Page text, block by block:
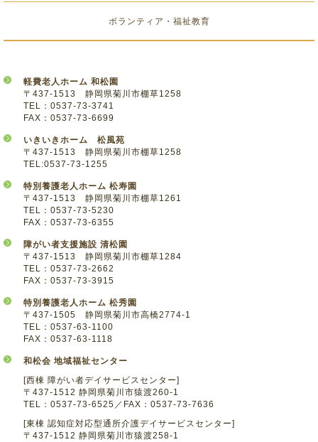
ボランティア・福祉教育
軽費老人ホーム 和松園
〒437-1513 静岡県菊川市棚草1258
TEL：0537-73-3741
FAX：0537-73-6699
いきいきホーム 松風苑
〒437-1513 静岡県菊川市棚草1258
TEL:0537-73-1255
特別養護老人ホーム 松寿園
〒437-1513 静岡県菊川市棚草1261
TEL：0537-73-5230
FAX：0537-73-6355
障がい者支援施設 清松園
〒437-1513 静岡県菊川市棚草1284
TEL：0537-73-2662
FAX：0537-73-3915
特別養護老人ホーム 松秀園
〒437-1505 静岡県菊川市高橋2774-1
TEL：0537-63-1100
FAX：0537-63-1118
和松会 地域福祉センター
[西棟 障がい者デイサービスセンター]
〒437-1512 静岡県菊川市猿渡260-1
TEL：0537-73-6525／FAX：0537-73-7636
[東棟 認知症対応型通所介護デイサービスセンター]
〒437-1512 静岡県菊川市猿渡258-1